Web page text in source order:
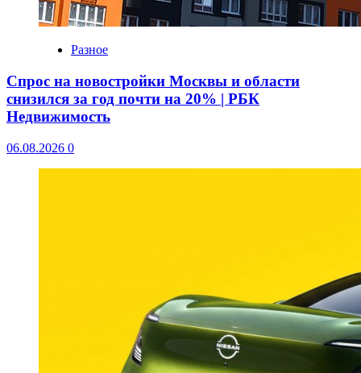
Разное
Спрос на новостройки Москвы и области
снизился за год почти на 20% | РБК
Недвижимость
06.08.2026 0